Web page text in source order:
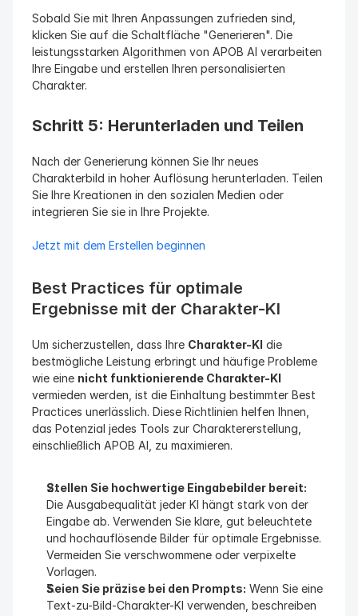
Sobald Sie mit Ihren Anpassungen zufrieden sind,
klicken Sie auf die Schaltfläche "Generieren". Die
leistungsstarken Algorithmen von APOB AI verarbeiten
Ihre Eingabe und erstellen Ihren personalisierten
Charakter.
Schritt 5: Herunterladen und Teilen
Nach der Generierung können Sie Ihr neues
Charakterbild in hoher Auflösung herunterladen. Teilen
Sie Ihre Kreationen in den sozialen Medien oder
integrieren Sie sie in Ihre Projekte.
Jetzt mit dem Erstellen beginnen
Best Practices für optimale
Ergebnisse mit der Charakter-KI
Um sicherzustellen, dass Ihre Charakter-KI die
bestmögliche Leistung erbringt und häufige Probleme
wie eine nicht funktionierende Charakter-KI
vermieden werden, ist die Einhaltung bestimmter Best
Practices unerlässlich. Diese Richtlinien helfen Ihnen,
das Potenzial jedes Tools zur Charaktererstellung,
einschließlich APOB AI, zu maximieren.
Stellen Sie hochwertige Eingabebilder bereit:
Die Ausgabequalität jeder KI hängt stark von der
Eingabe ab. Verwenden Sie klare, gut beleuchtete
und hochauflösende Bilder für optimale Ergebnisse.
Vermeiden Sie verschwommene oder verpixelte
Vorlagen.
Seien Sie präzise bei den Prompts: Wenn Sie eine
Text-zu-Bild-Charakter-KI verwenden, beschreiben